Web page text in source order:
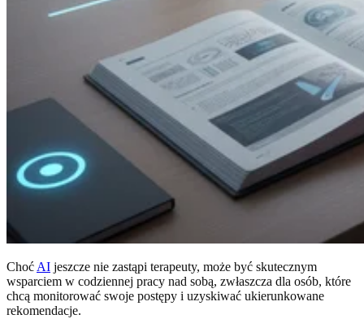
Choć AI jeszcze nie zastąpi terapeuty, może być skutecznym
wsparciem w codziennej pracy nad sobą, zwłaszcza dla osób, które
chcą monitorować swoje postępy i uzyskiwać ukierunkowane
rekomendacje.